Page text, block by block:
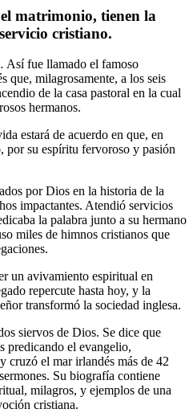
matrimonio, tienen la
cristiano.
fue llamado el famoso
que, milagrosamente, a los seis
de la casa pastoral en la cual
hermanos.
estará de acuerdo en que, en
por su espíritu fervoroso y pasión
por Dios en la historia de la
impactantes. Atendió servicios
la palabra junto a su hermano
miles de himnos cristianos que
un avivamiento espiritual en
repercute hasta hoy, y la
transformó la sociedad inglesa.
siervos de Dios. Se dice que
predicando el evangelio,
cruzó el mar irlandés más de 42
Su biografía contiene
milagros, y ejemplos de una
cristiana.